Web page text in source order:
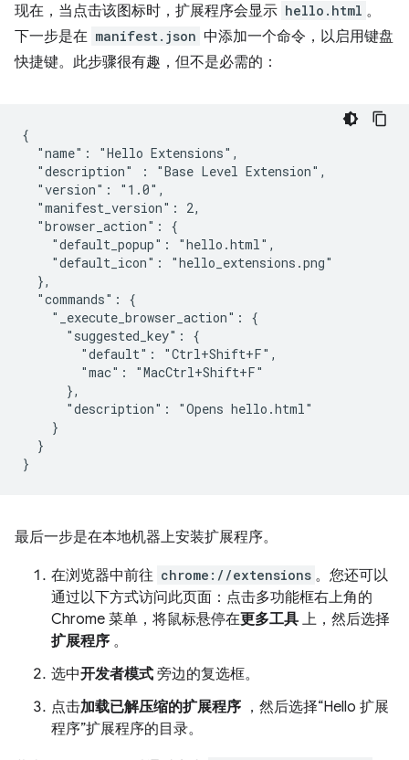
现在，当点击该图标时，扩展程序会显示 hello.html 。
下一步是在 manifest.json 中添加一个命令，以启用键盘
快捷键。此步骤很有趣，但不是必需的：
{
  "name": "Hello Extensions",
  "description" : "Base Level Extension",
  "version": "1.0",
  "manifest_version": 2,
  "browser_action": {
    "default_popup": "hello.html",
    "default_icon": "hello_extensions.png"
  },
  "commands": {
    "_execute_browser_action": {
      "suggested_key": {
        "default": "Ctrl+Shift+F",
        "mac": "MacCtrl+Shift+F"
      },
      "description": "Opens hello.html"
    }
  }
最后一步是在本地机器上安装扩展程序。
在浏览器中前往 chrome://extensions 。您还可以
通过以下方式访问此页面：点击多功能框右上角的
Chrome 菜单，将鼠标悬停在更多工具 上，然后选择
扩展程序 。
选中开发者模式 旁边的复选框。
点击加载已解压缩的扩展程序 ，然后选择“Hello 扩展
程序”扩展程序的目录。